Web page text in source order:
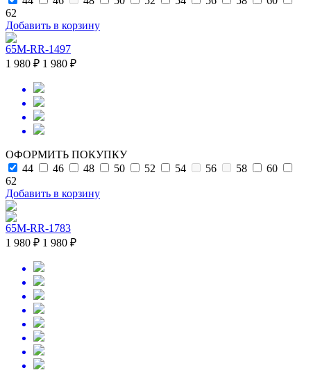
62
Добавить в корзину
65M-RR-1497
1 980 ₽ 1 980 ₽
ОФОРМИТЬ ПОКУПКУ
44
46 48 50 52 54 56 58
60
62
Добавить в корзину
65M-RR-1783
1 980 ₽ 1 980 ₽